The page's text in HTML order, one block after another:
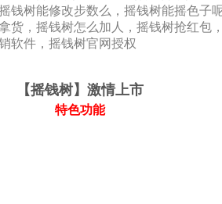
树能修改步数么，摇钱树能摇色
，摇钱树怎么加人，摇钱树抢红包
软件，摇钱树官网授权
【摇钱树】激情上市
特色功能